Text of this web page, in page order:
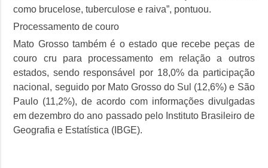
como brucelose, tuberculose e raiva”, pontuou.
Processamento de couro
Mato Grosso também é o estado que recebe peças de
couro cru para processamento em relação a outros
estados, sendo responsável por 18,0% da participação
nacional, seguido por Mato Grosso do Sul (12,6%) e São
Paulo (11,2%), de acordo com informações divulgadas
em dezembro do ano passado pelo Instituto Brasileiro de
Geografia e Estatística (IBGE).